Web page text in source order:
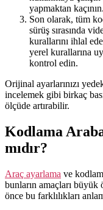
yapmaktan kaçının.
Son olarak, tüm
sürüş sırasında
kurallarını ihlal
yerel kurallarına
kontrol edin.
Orijinal ayarlarınızı
incelemek gibi birkaç
ölçüde artırabilir.
Kodlama
mıdır?
Araç ayarlama ve
bunların amaçları büyük
önce bu farklılıkları